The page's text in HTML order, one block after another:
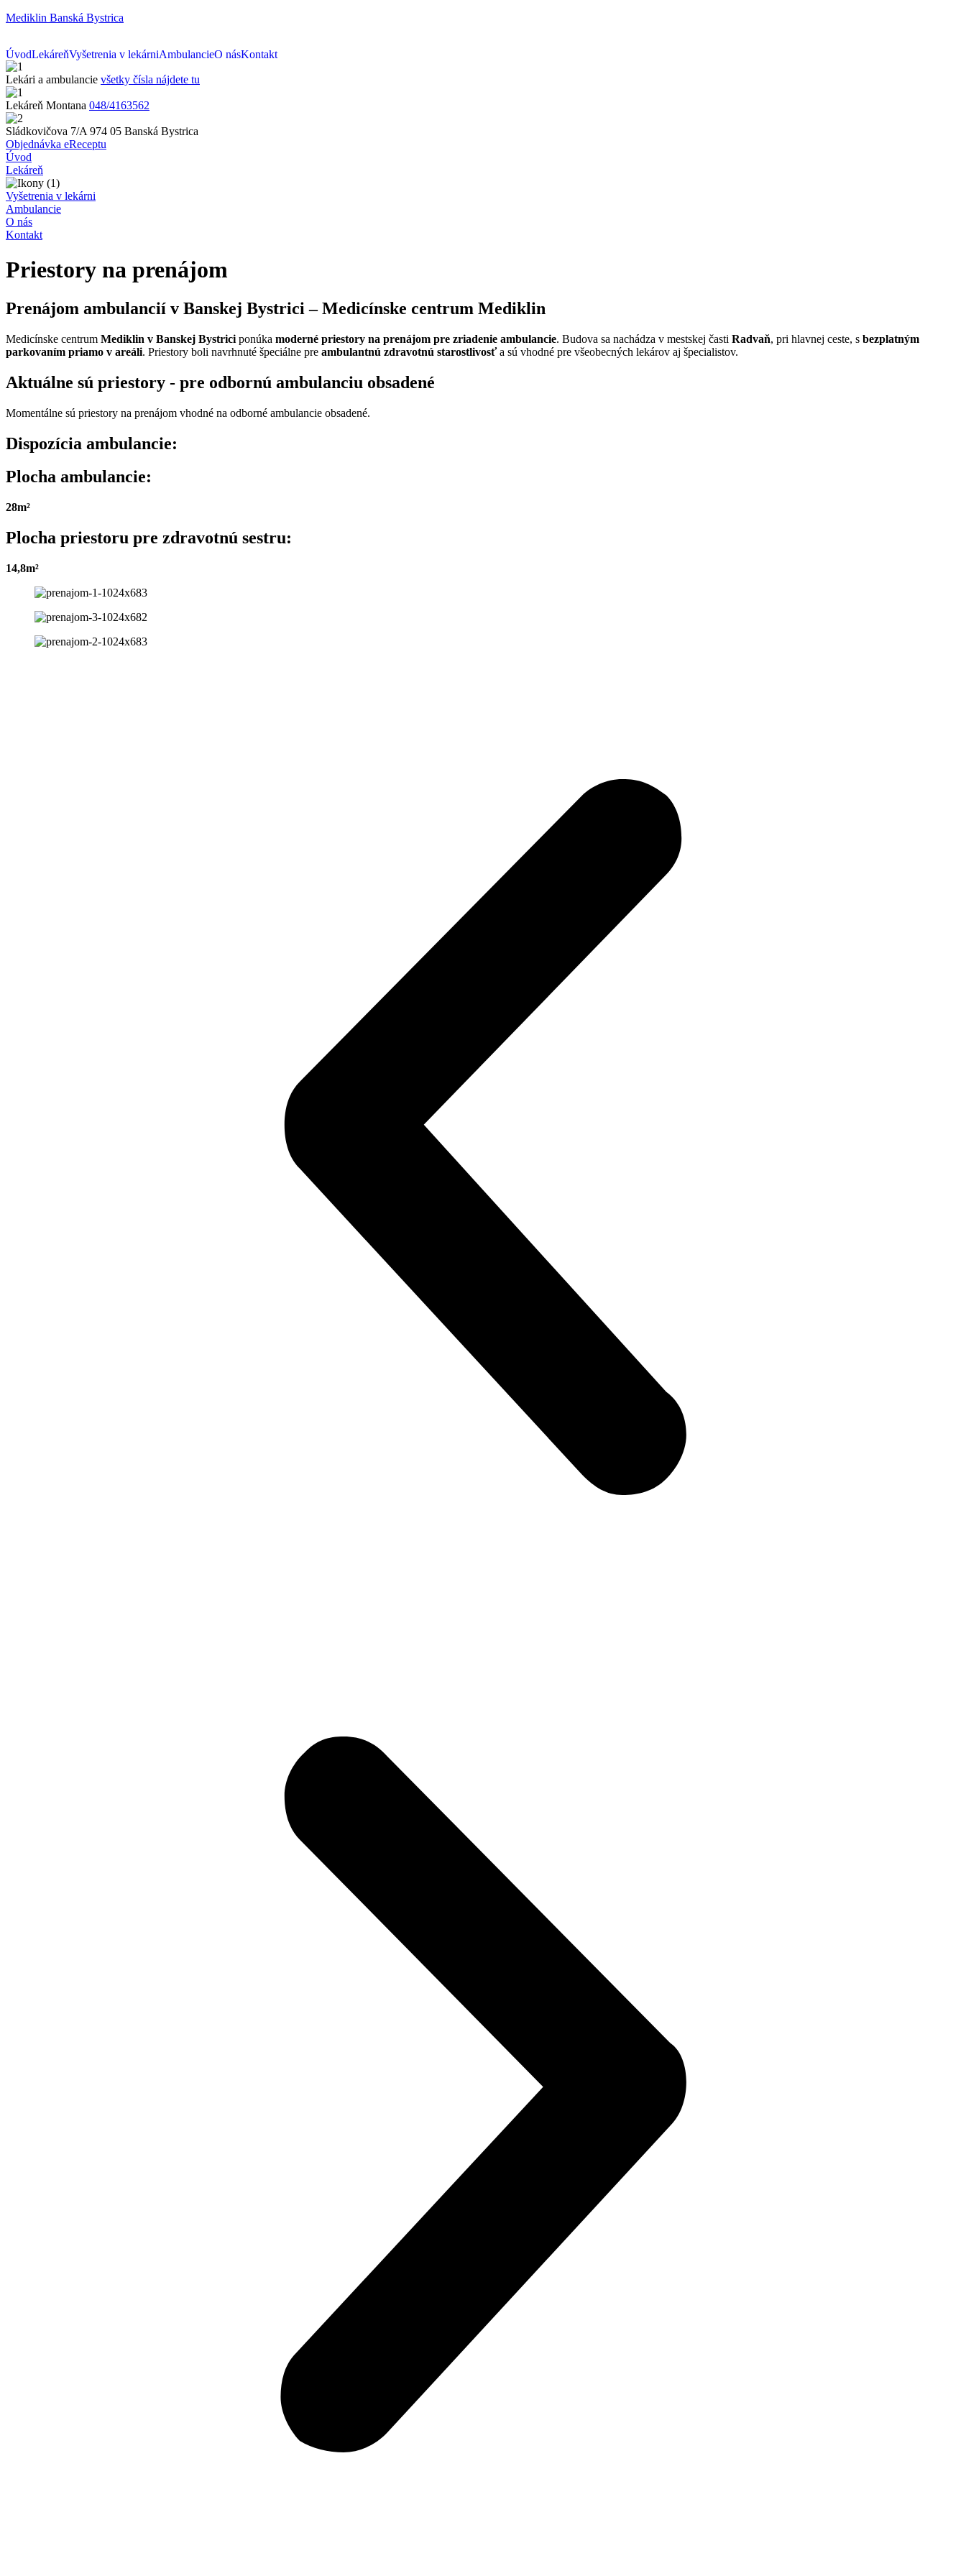
Mediklin Banská Bystrica
ÚvodLekáreňVyšetrenia v lekárniAmbulancieO násKontakt
Lekári a ambulancie všetky čísla nájdete tu
Lekáreň Montana 048/4163562
Sládkovičova 7/A 974 05 Banská Bystrica
Objednávka eReceptu
Úvod
Lekáreň
Vyšetrenia v lekárni
Ambulancie
O nás
Kontakt
Priestory na prenájom
Prenájom ambulancií v Banskej Bystrici – Medicínske centrum Mediklin
Medicínske centrum Mediklin v Banskej Bystrici ponúka moderné priestory na prenájom pre zriadenie ambulancie. Budova sa nachádza v mestskej časti Radvaň, pri hlavnej ceste, s bezplatným
parkovaním priamo v areáli. Priestory boli navrhnuté špeciálne pre ambulantnú zdravotnú starostlivosťa sú vhodné pre všeobecných lekárov aj špecialistov.
Aktuálne sú priestory - pre odbornú ambulanciu obsadené
Momentálne sú priestory na prenájom vhodné na odborné ambulancie obsadené.
Dispozícia ambulancie:
Plocha ambulancie:
28m²
Plocha priestoru pre zdravotnú sestru:
14,8m²